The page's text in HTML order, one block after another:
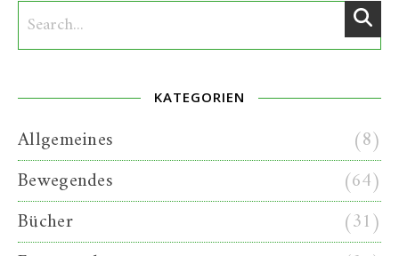
KATEGORIEN
Allgemeines
(8)
Bewegendes
(64)
Bücher
(31)